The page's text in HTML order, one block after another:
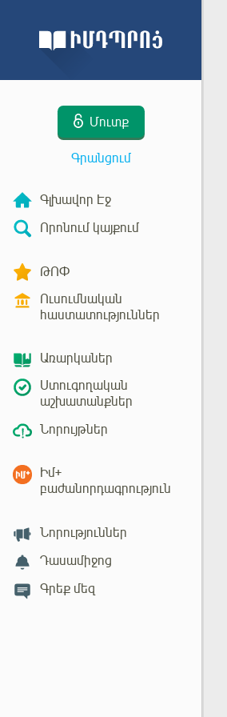
Մուտք
Գրանցում
Գլխավոր Էջ
Որոնում կայքում
ԹՈՓ
Ուսումնական
հաստատություններ
Առարկաներ
Ստուգողական
աշխատանքներ
Նորույթներ
Իմ+
բաժանորդագրություն
Նորություններ
Դասամիջոց
Գրեք մեզ